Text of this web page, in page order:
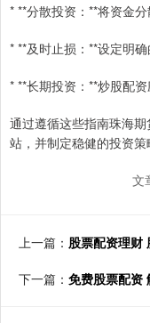
* **分散投资：**将资金
* **及时止损：**设定明
* **长期投资：**炒股配
通过遵循这些指南珠海
站，并制定稳健的投资策
文
上一篇： 股票配资理财
下一篇： 免费股票配资